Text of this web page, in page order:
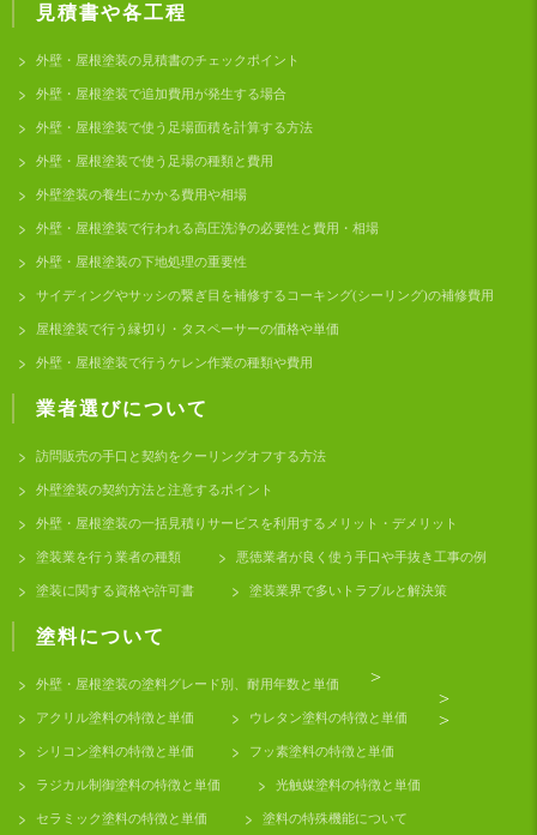
見積書や各工程
外壁・屋根塗装の見積書のチェックポイント
外壁・屋根塗装で追加費用が発生する場合
外壁・屋根塗装で使う足場面積を計算する方法
外壁・屋根塗装で使う足場の種類と費用
外壁塗装の養生にかかる費用や相場
外壁・屋根塗装で行われる高圧洗浄の必要性と費用・相場
外壁・屋根塗装の下地処理の重要性
サイディングやサッシの繋ぎ目を補修するコーキング(シーリング)の補修費用
屋根塗装で行う縁切り・タスペーサーの価格や単価
外壁・屋根塗装で行うケレン作業の種類や費用
業者選びについて
訪問販売の手口と契約をクーリングオフする方法
外壁塗装の契約方法と注意するポイント
外壁・屋根塗装の一括見積りサービスを利用するメリット・デメリット
塗装業を行う業者の種類 悪徳業者が良く使う手口や手抜き工事の例
塗装に関する資格や許可書 塗装業界で多いトラブルと解決策
塗料について
外壁・屋根塗装の塗料グレード別、耐用年数と単価
アクリル塗料の特徴と単価 ウレタン塗料の特徴と単価
シリコン塗料の特徴と単価 フッ素塗料の特徴と単価
ラジカル制御塗料の特徴と単価 光触媒塗料の特徴と単価
セラミック塗料の特徴と単価 塗料の特殊機能について
>
>
>